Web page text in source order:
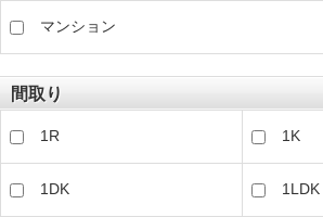
マンション
間取り
1R 1K
1DK 1LDK